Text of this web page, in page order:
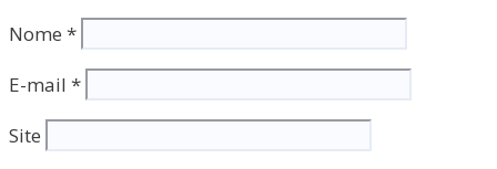
Nome *
E-mail *
Site